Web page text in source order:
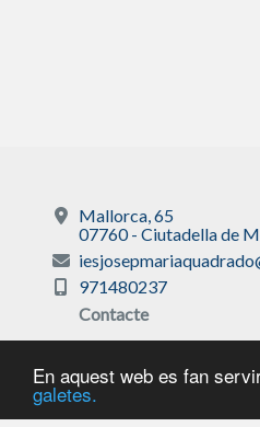
En aquest web es fan
galetes.
Mallorca, 65
07760 - Ciutadella de
971480237
Contacte